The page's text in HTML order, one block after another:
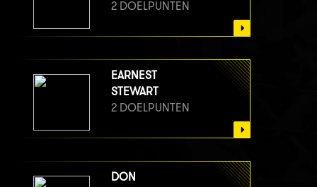
2 DOELPUNTEN
EARNEST
STEWART
2 DOELPUNTEN
DON